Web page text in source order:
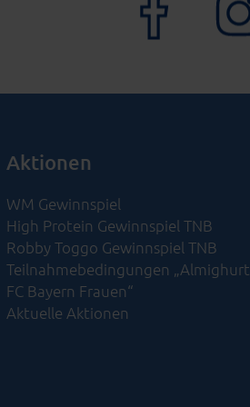
Aktionen
WM Gewinnspiel
High Protein Gewinnspiel TNB
Robby Toggo Gewinnspiel TNB
Teilnahmebedingungen „Almighurt
FC Bayern Frauen“
Aktuelle Aktionen